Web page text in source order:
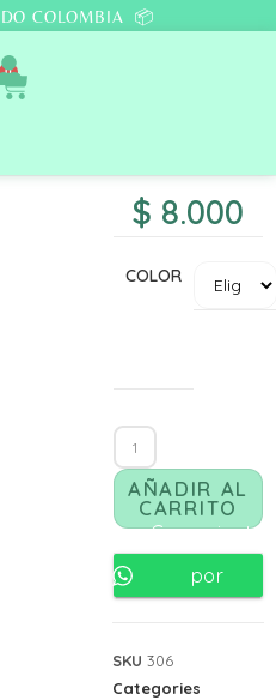
COLOMBIA 📦
0
$ 8.000
COLOR
AÑADIR AL
CARRITO
Comunicate
por
SKU 306
Categories